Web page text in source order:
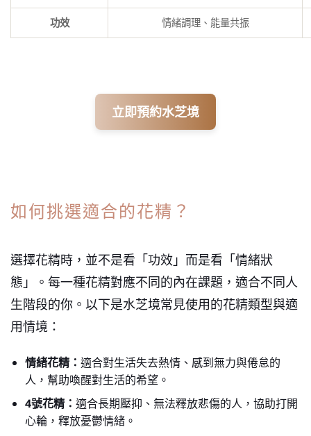
功效 情緒調理、能量共振
立即預約水芝境
如何挑選適合的花精？
選擇花精時，並不是看「功效」而是看「情緒狀
態」。每一種花精對應不同的內在課題，適合不同人
生階段的你。以下是水芝境常見使用的花精類型與適
用情境：
情緒花精： 適合對生活失去熱情、感到無力與倦怠的
人，幫助喚醒對生活的希望。
4號花精： 適合長期壓抑、無法釋放悲傷的人，協助打開
心輪，釋放憂鬱情緒。